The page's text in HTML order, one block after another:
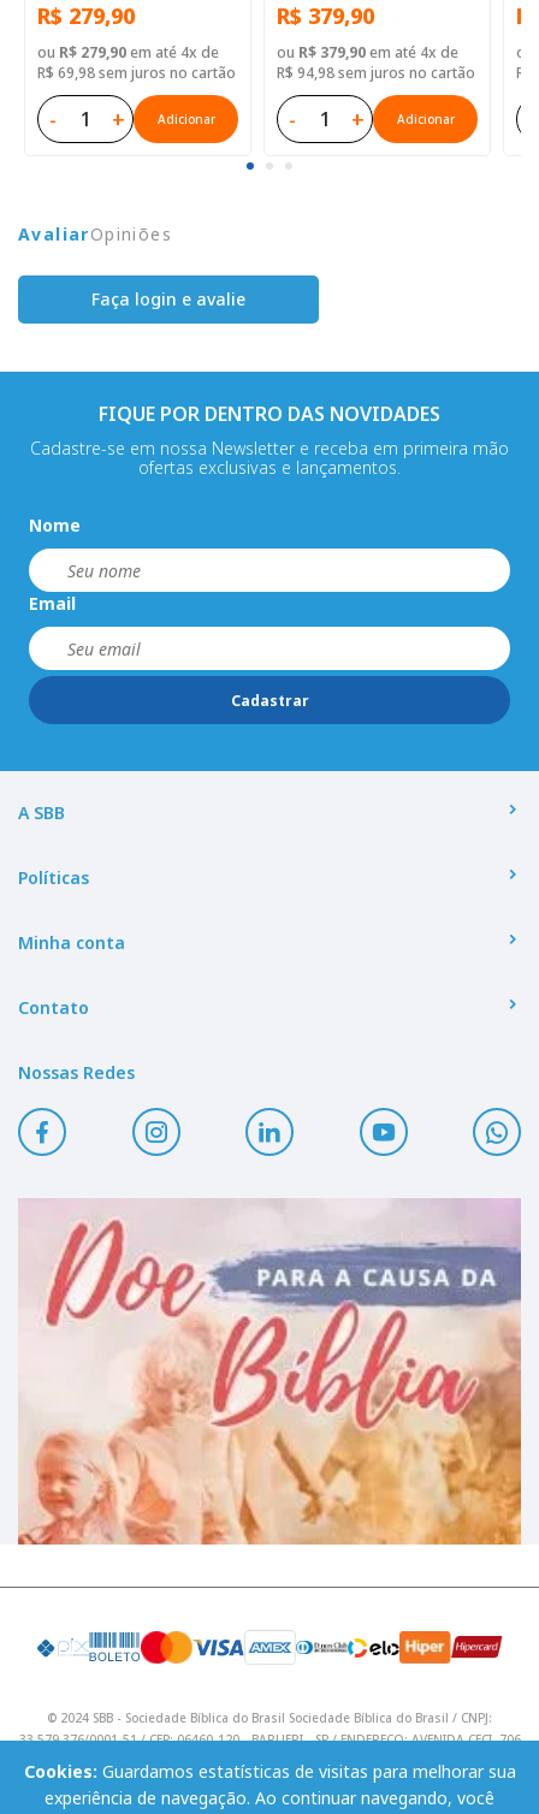
Capa Couro Sintético
Azul
R$ 279,90
ou R$ 279,90em até 4x de
R$ 69,98 sem juros no cartão
- + Adicionar
Capa Couro Sintético
Azul Tulipa
R$ 379,90
ou R$ 379,90em até 4x de
R$ 94,98 sem juros no cartão
- + Adicionar
ou
R$
AvaliarOpiniões
Faça login e avalie
FIQUE POR DENTRO DAS NOVIDADES
Cadastre-se em nossa Newsletter e receba em primeira mão
ofertas exclusivas e lançamentos.
Nome
Email
Cadastrar
A SBB
Políticas
Minha conta
Contato
Nossas Redes
Cookies: Guardamos estatísticas de visitas para melhorar sua
experiência de navegação. Ao continuar navegando, você
© 2024 SBB - Sociedade Bíblica do Brasil Sociedade Bíblica do Brasil / CNPJ:
33.579.376/0001-51 / CEP: 06460-120 - BARUERI - SP / ENDEREÇO: AVENIDA CECI, 706
/ Telefone: (11) 4195 9590 / Email: lojavirtual@sbb.org.br .